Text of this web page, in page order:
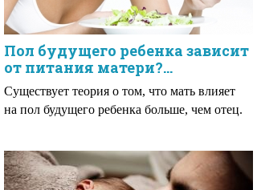
Пол будущего ребенка зависит
от питания матери?…
Существует теория о том, что мать влияет
на пол будущего ребенка больше, чем отец.